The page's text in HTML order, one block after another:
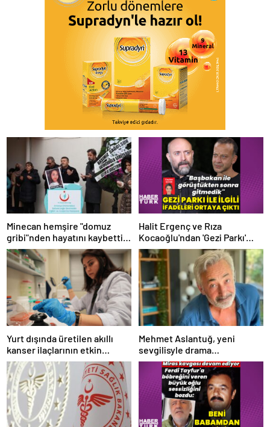
Minecan hemşire "domuz
gribi"nden hayatını kaybetti –
Haberler | Sağlık Haberleri
Halit Ergenç ve Rıza
Kocaoğlu'ndan 'Gezi Parkı'
ifadesi – Magazin haberleri
Yurt dışında üretilen akıllı
kanser ilaçlarının etkin
maddesi yerli imkanlarla
geliştirildi | Sağlık Haberleri
Mehmet Aslantuğ, yeni
sevgilisyle drama
çalışmalarında tanıştı –
Magazin haberleri